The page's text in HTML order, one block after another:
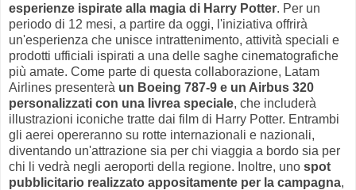
esperienze ispirate alla magia di Harry Potter. Per un
periodo di 12 mesi, a partire da oggi, l'iniziativa offrirà
un'esperienza che unisce intrattenimento, attività speciali e
prodotti ufficiali ispirati a una delle saghe cinematografiche
più amate. Come parte di questa collaborazione, Latam
Airlines presenterà un Boeing 787-9 e un Airbus 320
personalizzati con una livrea speciale, che includerà
illustrazioni iconiche tratte dai film di Harry Potter. Entrambi
gli aerei opereranno su rotte internazionali e nazionali,
diventando un'attrazione sia per chi viaggia a bordo sia per
chi li vedrà negli aeroporti della regione. Inoltre, uno spot
pubblicitario realizzato appositamente per la campagna,